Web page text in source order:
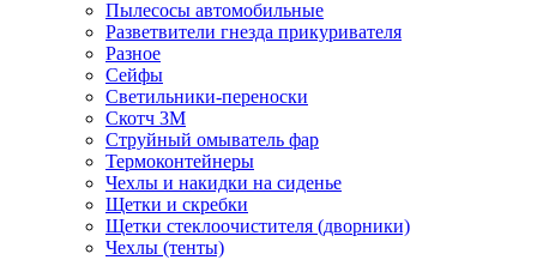
Пылесосы автомобильные
Разветвители гнезда прикуривателя
Разное
Сейфы
Светильники-переноски
Скотч 3М
Струйный омыватель фар
Термоконтейнеры
Чехлы и накидки на сиденье
Щетки и скребки
Щетки стеклоочистителя (дворники)
Чехлы (тенты)